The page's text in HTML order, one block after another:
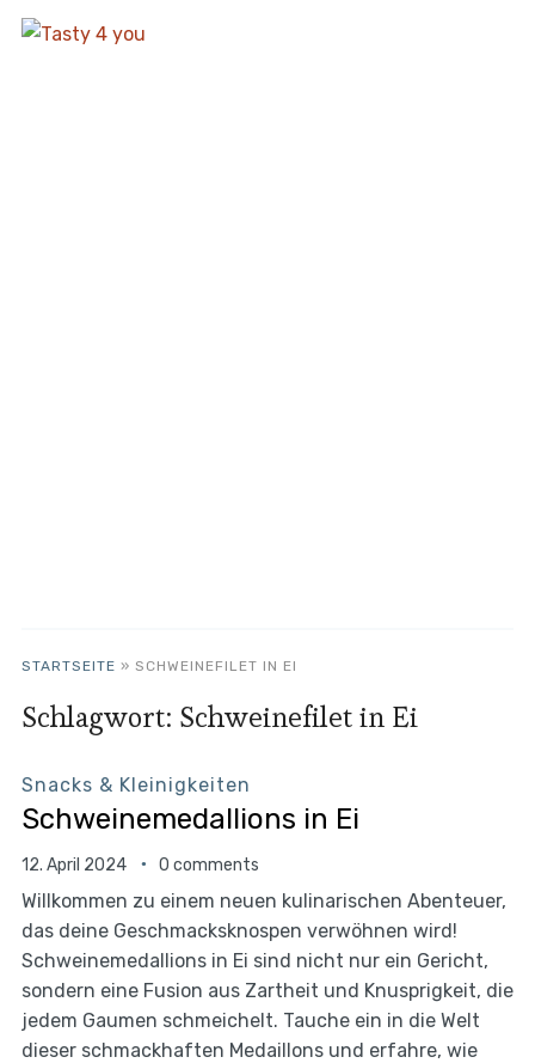
STARTSEITE » SCHWEINEFILET IN EI
Schlagwort: Schweinefilet in Ei
Snacks & Kleinigkeiten
Schweinemedallions in Ei
12. April 2024 0 comments
Willkommen zu einem neuen kulinarischen Abenteuer,
das deine Geschmacksknospen verwöhnen wird!
Schweinemedallions in Ei sind nicht nur ein Gericht,
sondern eine Fusion aus Zartheit und Knusprigkeit, die
jedem Gaumen schmeichelt. Tauche ein in die Welt
dieser schmackhaften Medaillons und erfahre, wie